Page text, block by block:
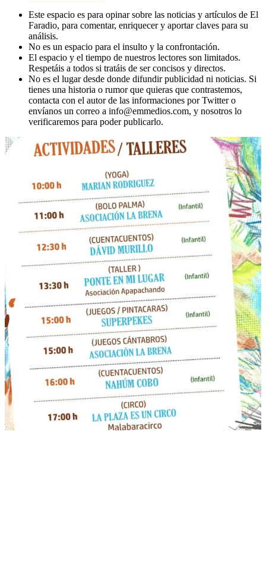
Este espacio es para opinar sobre las noticias y artículos de El
Faradio, para comentar, enriquecer y aportar claves para su
análisis.
No es un espacio para el insulto y la confrontación.
El espacio y el tiempo de nuestros lectores son limitados.
Respetáis a todos si tratáis de ser concisos y directos.
No es el lugar desde donde difundir publicidad ni noticias. Si
tienes una historia o rumor que quieras que contrastemos,
contacta con el autor de las informaciones por Twitter o
envíanos un correo a info@emmedios.com, y nosotros lo
verificaremos para poder publicarlo.